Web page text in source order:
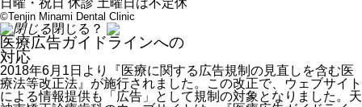
日曜・祝日 休診 土曜日は不定休
©Tenjin Minami Dental Clinic
閉じる？
医療広告ガイドラインへの
対応
2018年6月1日より『医療に関する広告規制の見直しを含む医
療法等改正法』が施行されました。この改正で、ウェブサイト
による情報提供も「広告」として規制の対象となりました。天